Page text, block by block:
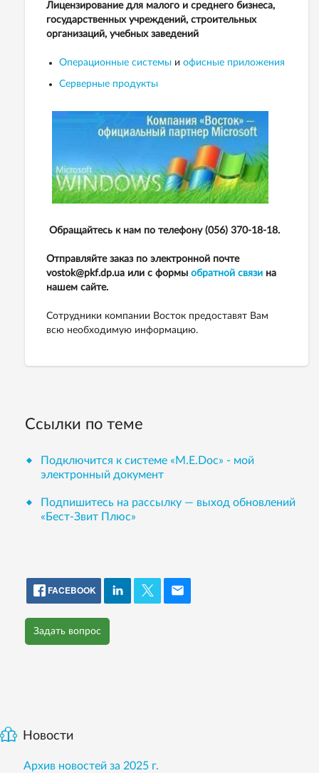
Лицензирование для малого и среднего бизнеса,
государственных учреждений, строительных
организаций, учебных заведений
Операционные системы и офисные приложения
Серверные продукты
Обращайтесь к нам по телефону (056) 370-18-18.
Отправляйте заказ по электронной почте
vostok@pkf.dp.ua или с формы обратной связи на
нашем сайте.
Сотрудники компании Восток предоставят Вам
всю необходимую информацию.
Ссылки по теме
Подключится к системе «М.Е.Doc» - мой
электронный документ
Подпишитесь на рассылку — выход обновлений
«Бест-Звит Плюс»
FACEBOOK
Задать вопрос
Новости
Архив новостей за 2025 г.